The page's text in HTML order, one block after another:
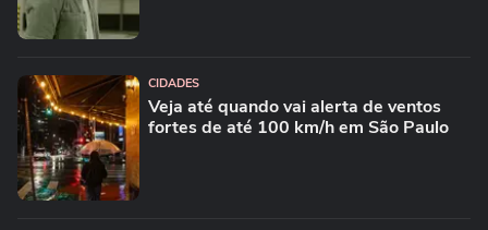
CIDADES
Veja até quando vai alerta de ventos
fortes de até 100 km/h em São Paulo